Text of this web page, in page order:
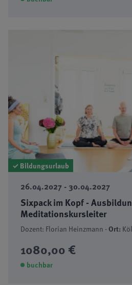
✓ Bildungsurlaub
26.04.2027 - 30.04.2027
Sixpack im Kopf -
Meditationskursleiter
Dozent: Florian Heinzmann ·Ort:
1080,00 €
buchbar